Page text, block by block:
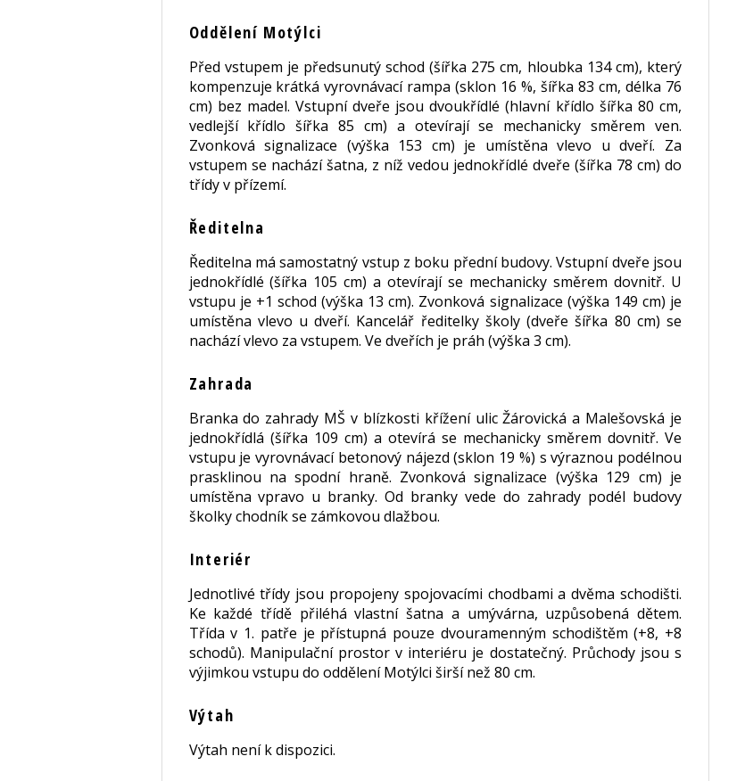
Oddělení Motýlci
Před vstupem je předsunutý schod (šířka 275 cm, hloubka 134 cm), který
kompenzuje krátká vyrovnávací rampa (sklon 16 %, šířka 83 cm, délka 76
cm) bez madel. Vstupní dveře jsou dvoukřídlé (hlavní křídlo šířka 80 cm,
vedlejší křídlo šířka 85 cm) a otevírají se mechanicky směrem ven.
Zvonková signalizace (výška 153 cm) je umístěna vlevo u dveří. Za
vstupem se nachází šatna, z níž vedou jednokřídlé dveře (šířka 78 cm) do
třídy v přízemí.
Ředitelna
Ředitelna má samostatný vstup z boku přední budovy. Vstupní dveře jsou
jednokřídlé (šířka 105 cm) a otevírají se mechanicky směrem dovnitř. U
vstupu je +1 schod (výška 13 cm). Zvonková signalizace (výška 149 cm) je
umístěna vlevo u dveří. Kancelář ředitelky školy (dveře šířka 80 cm) se
nachází vlevo za vstupem. Ve dveřích je práh (výška 3 cm).
Zahrada
Branka do zahrady MŠ v blízkosti křížení ulic Žárovická a Malešovská je
jednokřídlá (šířka 109 cm) a otevírá se mechanicky směrem dovnitř. Ve
vstupu je vyrovnávací betonový nájezd (sklon 19 %) s výraznou podélnou
prasklinou na spodní hraně. Zvonková signalizace (výška 129 cm) je
umístěna vpravo u branky. Od branky vede do zahrady podél budovy
školky chodník se zámkovou dlažbou.
Interiér
Jednotlivé třídy jsou propojeny spojovacími chodbami a dvěma schodišti.
Ke každé třídě přiléhá vlastní šatna a umývárna, uzpůsobená dětem.
Třída v 1. patře je přístupná pouze dvouramenným schodištěm (+8, +8
schodů). Manipulační prostor v interiéru je dostatečný. Průchody jsou s
výjimkou vstupu do oddělení Motýlci širší než 80 cm.
Výtah
Výtah není k dispozici.